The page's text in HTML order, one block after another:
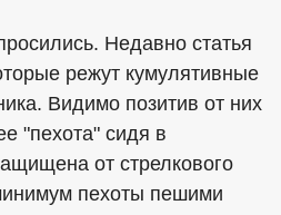
Недавно статья
режут кумулятивные
Видимо позитив от них
"пехота" сидя в
от стрелкового
пехоты пешими